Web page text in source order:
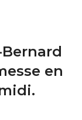
Bernard
en